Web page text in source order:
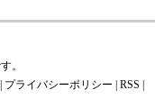
。
プライバシーポリシー RSS